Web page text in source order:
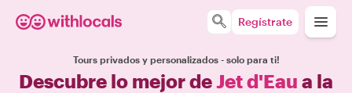
Regístrate
Tours privados y personalizados - solo para ti!
Descubre lo mejor deJet d'Eau a la